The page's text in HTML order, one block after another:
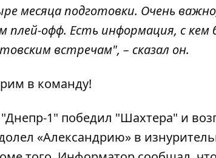
месяца подготовки. Очень
офф. Есть информация, с кем
встречам", – сказал он.
в команду!
1" победил "Шахтера" и
«Александрию» в